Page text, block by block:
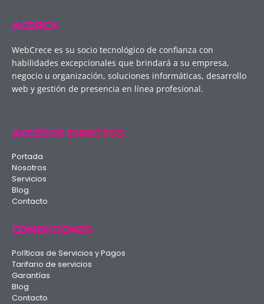
ACERCA
WebCrece es su socio tecnológico de confianza con
habilidades excepcionales que brindará a su empresa,
negocio u organización, soluciones informáticas, desarrollo
web y gestión de presencia en línea profesional.
ACCESOS DIRECTOS
Portada
Nosotros
Servicios
Blog
Contacto
CONDICIONES
Políticas de Servicios y Pagos
Tarifario de servicios
Garantías
Blog
Contacto